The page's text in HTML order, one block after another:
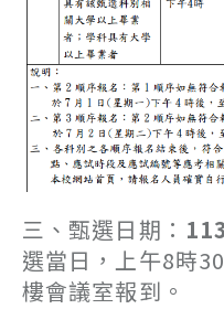
三、甄選日期：
選當日，上午8時
樓會議室報到。